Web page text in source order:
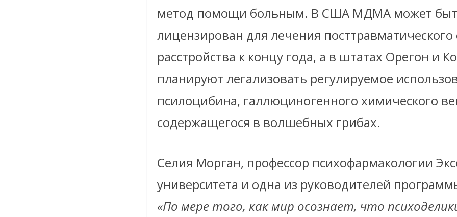
метод помощи больным. В США МДМА может
лицензирован для лечения посттравматического
расстройства к концу года, а в штатах Орегон и
планируют легализовать регулируемое
псилоцибина, галлюциногенного химического
содержащегося в волшебных грибах.
Селия Морган, профессор психофармакологии
университета и одна из руководителей
«По мере того, как мир осознает, что